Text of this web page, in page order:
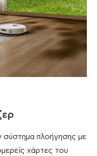
σύστημα πλοήγησης με
χάρτες του